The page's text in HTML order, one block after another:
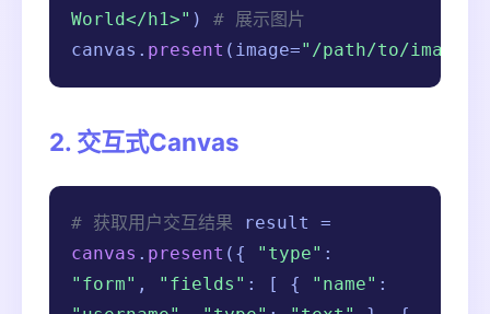
World</h1>" ) # 展示图片
canvas. present (image="/path/to/
2. 交互式Canvas
# 获取用户交互结果 result =
canvas . present ({ "type" :
"form" , "fields" : [ { "name" :